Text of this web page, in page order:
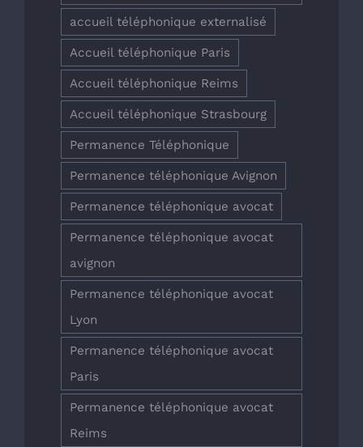
accueil téléphonique externalisé
Accueil téléphonique Paris
Accueil téléphonique Reims
Accueil téléphonique Strasbourg
Permanence Téléphonique
Permanence téléphonique Avignon
Permanence téléphonique avocat
Permanence téléphonique avocat
avignon
Permanence téléphonique avocat
Lyon
Permanence téléphonique avocat
Paris
Permanence téléphonique avocat
Reims